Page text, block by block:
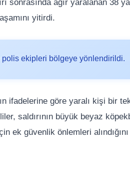
sonrasında ağır yaralanan 38
yitirdi.
polis ekipleri bölgeye yönlendirildi.
ifadelerine göre yaralı kişi bir
saldırının büyük beyaz
ek güvenlik önlemleri